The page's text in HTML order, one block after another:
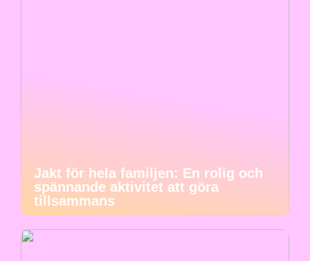
Jakt för hela familjen: En rolig och
spännande aktivitet att göra
tillsammans